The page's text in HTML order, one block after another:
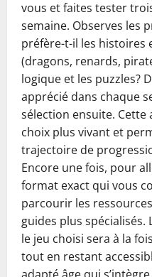
vous et faites tester
semaine. Observes les
préfère-t-il les histoires
(dragons, renards,
logique et les puzzles?
apprécié dans chaque
sélection ensuite.
choix plus vivant et
trajectoire de
Encore une fois, pour
format exact qui vous
parcourir les
guides plus spécialisés.
le jeu choisi sera à la
tout en restant